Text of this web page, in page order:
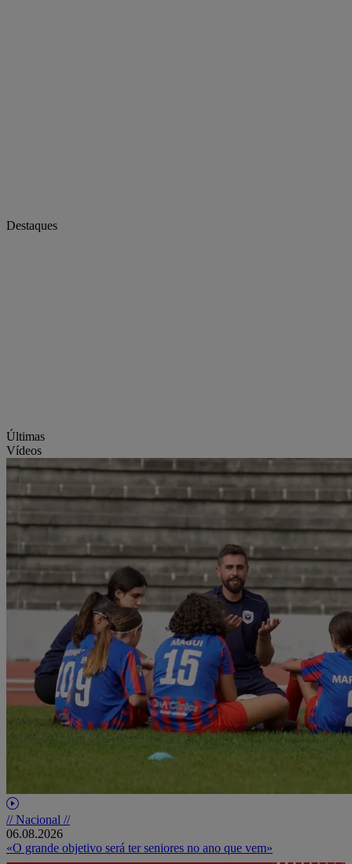
Destaques
Últimas
Vídeos
// Nacional //
06.08.2026
«O grande objetivo será ter seniores no ano que vem»